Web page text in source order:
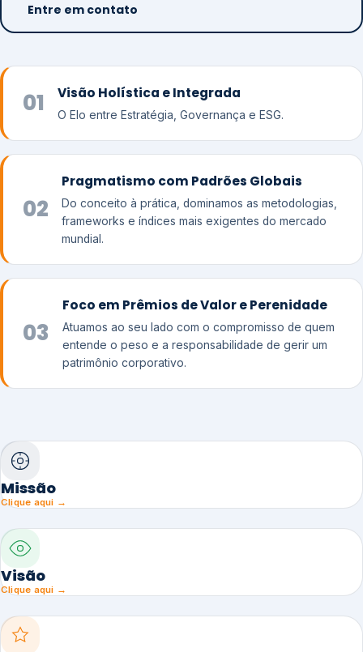
Entre em contato
01 Visão Holística e Integrada
O Elo entre Estratégia, Governança e ESG.
02
Pragmatismo com Padrões Globais
Do conceito à prática, dominamos as metodologias,
frameworks e índices mais exigentes do mercado
mundial.
03
Foco em Prêmios de Valor e Perenidade
Atuamos ao seu lado com o compromisso de quem
entende o peso e a responsabilidade de gerir um
patrimônio corporativo.
Missão
Clique aqui →
Visão
Clique aqui →